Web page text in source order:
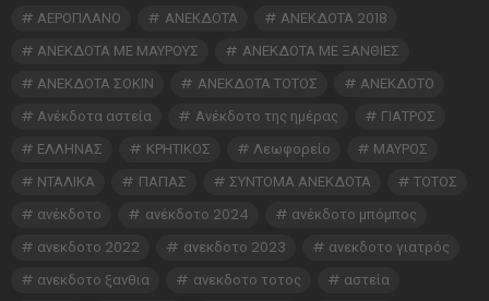
ΑΕΡΟΠΛΑΝΟ
ΑΝΕΚΔΟΤΑ
ΑΝΕΚΔΟΤΑ 2018
ΑΝΕΚΔΟΤΑ ΜΕ ΜΑΥΡΟΥΣ
ΑΝΕΚΔΟΤΑ ΜΕ ΞΑΝΘΙΕΣ
ΑΝΕΚΔΟΤΑ ΣΟΚΙΝ
ΑΝΕΚΔΟΤΑ ΤΟΤΟΣ
ΑΝΕΚΔΟΤΟ
Ανέκδοτα αστεία
Ανέκδοτο της ημέρας
ΓΙΑΤΡΟΣ
ΕΛΛΗΝΑΣ
ΚΡΗΤΙΚΟΣ Λεωφορείο
ΜΑΥΡΟΣ
ΝΤΑΛΙΚΑ
ΠΑΠΑΣ ΣΥΝΤΟΜΑ ΑΝΕΚΔΟΤΑ
ΤΟΤΟΣ
ανέκδοτο
ανέκδοτο 2024
ανέκδοτο μπόμπος
ανεκδοτο 2022
ανεκδοτο 2023
ανεκδοτο γιατρός
ανεκδοτο ξανθια
ανεκδοτο τοτος
αστεία